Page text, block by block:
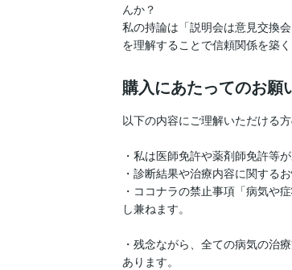
んか？
私の持論は「説明会は意見交換
を理解することで信頼関係を築
購入にあたってのお願
以下の内容にご理解いただける
・私は医師免許や薬剤師免許等
・診断結果や治療内容に関する
・ココナラの禁止事項「病気や
し兼ねます。
・残念ながら、全ての病気の治
あります。